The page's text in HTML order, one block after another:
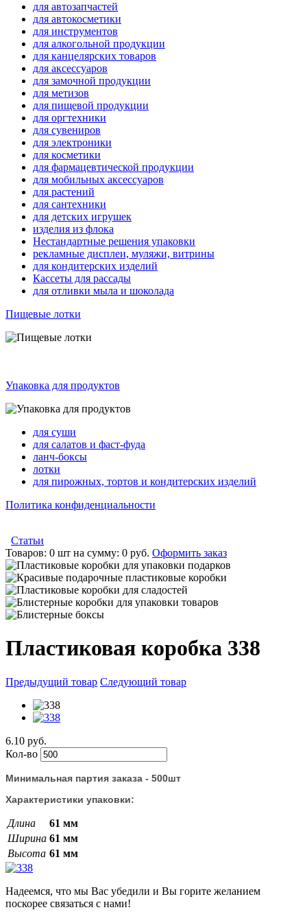
для автозапчастей
для автокосметики
для инструментов
для алкогольной продукции
для канцелярских товаров
для аксессуаров
для замочной продукции
для метизов
для пищевой продукции
для оргтехники
для сувениров
для электроники
для косметики
для фармацевтической продукции
для мобильных аксессуаров
для растений
для сантехники
для детских игрушек
изделия из флока
Нестандартные решения упаковки
рекламные дисплеи, муляжи, витрины
для кондитерских изделий
Кассеты для рассады
для отливки мыла и шоколада
Пищевые лотки
Упаковка для продуктов
для суши
для салатов и фаст-фуда
ланч-боксы
лотки
для пирожных, тортов и кондитерских изделий
Политика конфиденциальности
Статьи
Товаров: 0 шт на сумму: 0 руб. Оформить заказ
Пластиковая коробка 338
Предыдущий товар Следующий товар
6.10 руб.
Кол-во
Минимальная партия заказа - 500шт
Характеристики упаковки:
Длина
61 мм
Ширина 61 мм
Высота 61 мм
Надеемся, что мы Вас убедили и Вы горите желанием
поскорее связаться с нами!